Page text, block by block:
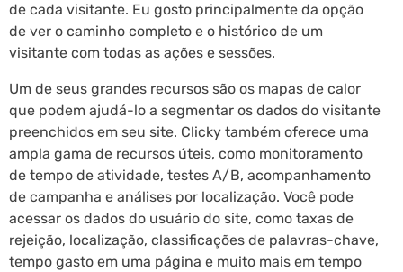
de cada visitante. Eu gosto principalmente da opção
de ver o caminho completo e o histórico de um
visitante com todas as ações e sessões.
Um de seus grandes recursos são os mapas de calor
que podem ajudá-lo a segmentar os dados do visitante
preenchidos em seu site. Clicky também oferece uma
ampla gama de recursos úteis, como monitoramento
de tempo de atividade, testes A/B, acompanhamento
de campanha e análises por localização. Você pode
acessar os dados do usuário do site, como taxas de
rejeição, localização, classificações de palavras-chave,
tempo gasto em uma página e muito mais em tempo